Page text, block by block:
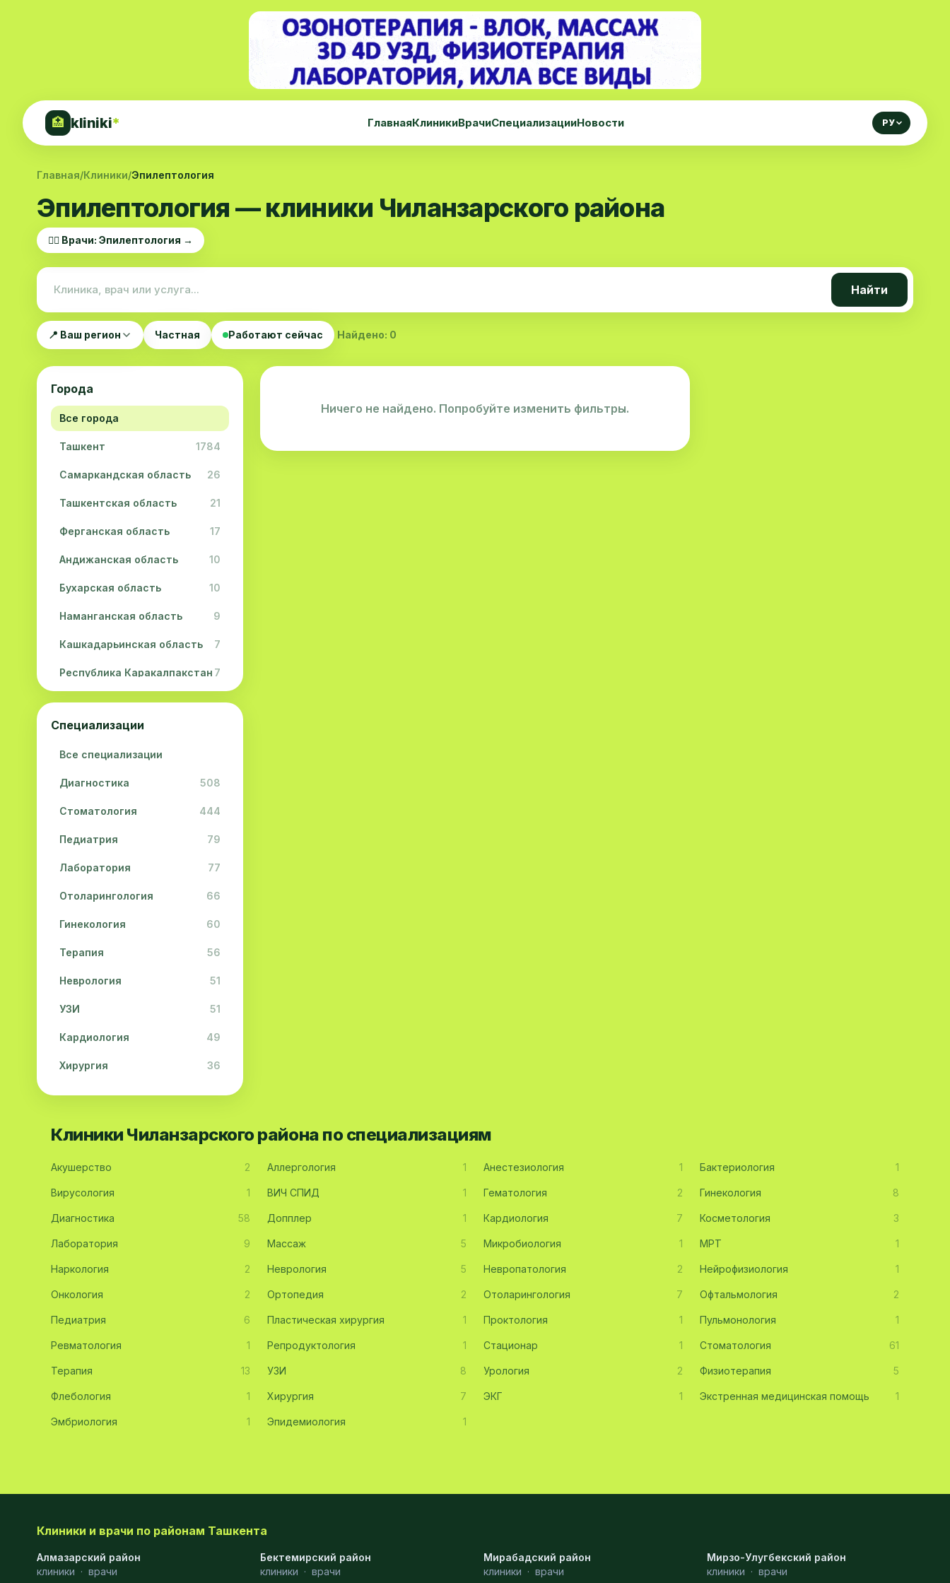
🏥 kliniki* ГлавнаяКлиникиВрачиСпециализацииНовости РУ
Главная/Клиники/Эпилептология
Эпилептология — клиники Чиланзарского района
👨‍⚕️ Врачи: Эпилептология →
Найти
📍 Ваш регион Частная Работают сейчас Найдено: 0
Города
Все города
Ташкент 1784
Самаркандская область 26
Ташкентская область 21
Ферганская область 17
Андижанская область 10
Бухарская область 10
Наманганская область 9
Кашкадарьинская область 7
Республика Каракалпакстан 7
Навоийская область 5
Джизакская область
Сурхандарьинская область
Сырдарьинская область 2
Хорезмская область 2
Специализации
Все специализации
Диагностика 508
Стоматология 444
Педиатрия 79
Лаборатория 77
Отоларингология 66
Гинекология 60
Терапия 56
Неврология 51
УЗИ 51
Кардиология 49
Хирургия 36
Физиотерапия 31
Эмбриология
Акушерство
Ортопедия
Массаж
Психология
Ничего не найдено. Попробуйте изменить фильтры.
Клиники Чиланзарского района по специализациям
Акушерство 2 Аллергология 1 Анестезиология 1 Бактериология 1
Вирусология 1 ВИЧ СПИД 1 Гематология 2 Гинекология 8
Диагностика 58 Допплер 1 Кардиология 7 Косметология 3
Лаборатория 9 Массаж 5 Микробиология 1 МРТ 1
Наркология 2 Неврология 5 Невропатология 2 Нейрофизиология 1
Онкология 2 Ортопедия 2 Отоларингология 7 Офтальмология 2
Педиатрия 6 Пластическая хирургия 1 Проктология 1 Пульмонология 1
Ревматология 1 Репродуктология 1 Стационар 1 Стоматология 61
Терапия 13 УЗИ 8 Урология 2 Физиотерапия 5
Флебология 1 Хирургия 7 ЭКГ 1 Экстренная медицинская помощь 1
Эмбриология 1 Эпидемиология 1
Клиники и врачи по районам Ташкента
Алмазарский район
клиники · врачи
Бектемирский район
клиники · врачи
Мирабадский район
клиники · врачи
Мирзо-Улугбекский район
клиники · врачи